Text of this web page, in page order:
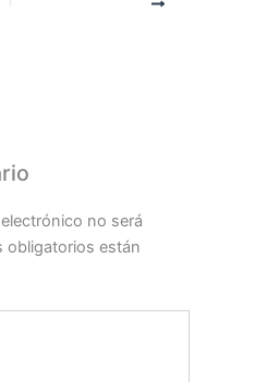
no será
obligatorios están